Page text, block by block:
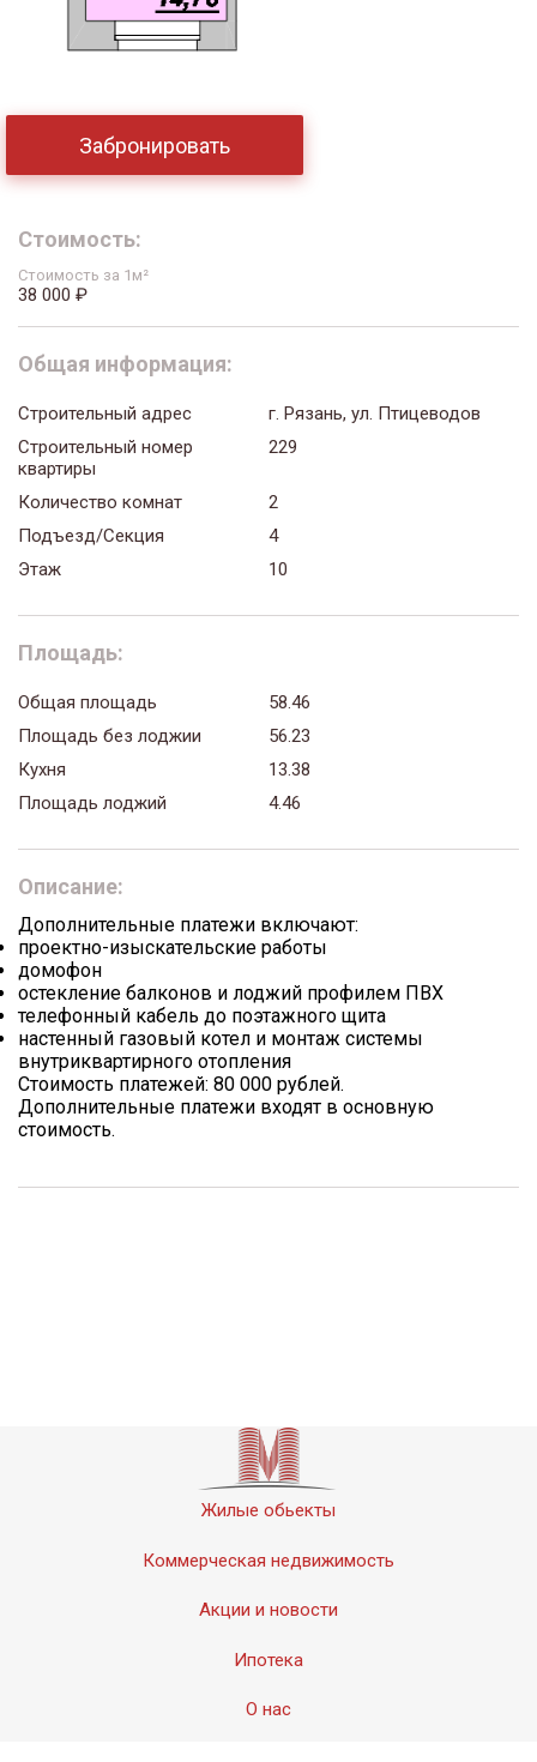
Забронировать
Стоимость:
Стоимость за 1м²
38 000 ₽
Общая информация:
Строительный адрес
г. Рязань, ул. Птицеводов
Строительный номер
квартиры
229
Количество комнат
2
Подъезд/Секция
4
Этаж
10
Площадь:
Общая площадь
58.46
Площадь без лоджии
56.23
Кухня
13.38
Площадь лоджий
4.46
Описание:
Дополнительные платежи включают:
проектно-изыскательские работы
домофон
остекление балконов и лоджий профилем ПВХ
телефонный кабель до поэтажного щита
настенный газовый котел и монтаж системы
внутриквартирного отопления
Стоимость платежей: 80 000 рублей.
Дополнительные платежи входят в основную
стоимость.
Жилые обьекты
Коммерческая недвижимость
Акции и новости
Ипотека
О нас